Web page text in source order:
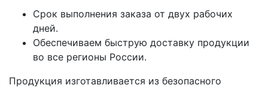
Срок выполнения заказа от двух рабочих
дней.
Обеспечиваем быструю доставку продукции
во все регионы России.
Продукция изготавливается из безопасного